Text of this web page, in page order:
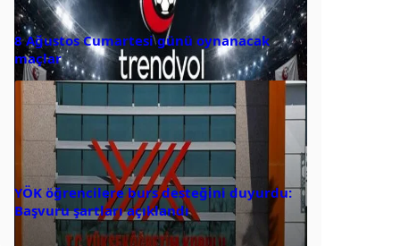
8 Ağustos Cumartesi günü oynanacak
maçlar
YÖK öğrencilere burs desteğini duyurdu:
Başvuru şartları açıklandı